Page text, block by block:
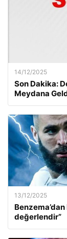
14/12/2025
Son Dakika:
Meydana
13/12/2025
değerlendir”